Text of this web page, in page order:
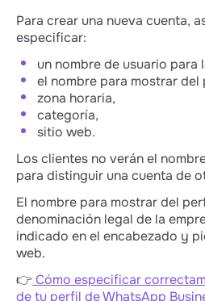
Para crear una nueva cuenta,
especificar:
un nombre de usuario para
el nombre para mostrar del
zona horaria,
categoría,
sitio web.
Los clientes no verán el
para distinguir una cuenta de
El nombre para mostrar del
denominación legal de la
indicado en el encabezado y
web.
👉 Cómo especificar
de tu perfil de WhatsApp